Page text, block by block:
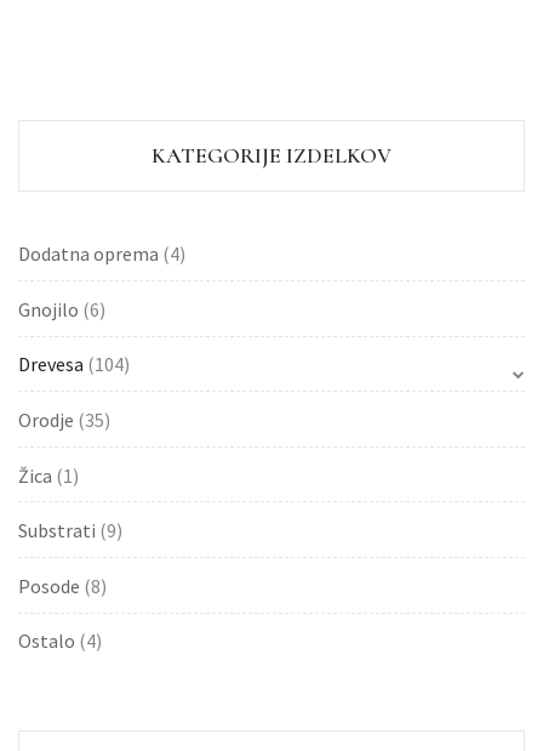
KATEGORIJE IZDELKOV
Dodatna oprema (4)
Gnojilo (6)
Drevesa (104)
Orodje (35)
Žica (1)
Substrati (9)
Posode (8)
Ostalo (4)